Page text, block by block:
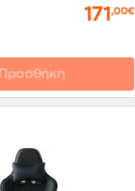
171,00€
Προσθήκη